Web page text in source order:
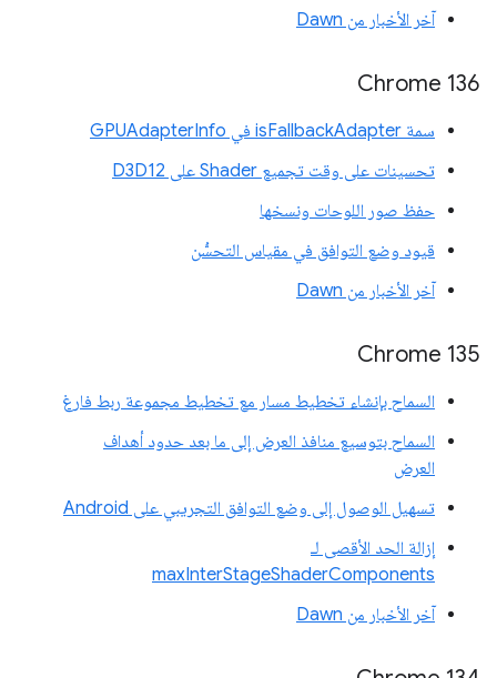
آخر الأخبار من Dawn
Chrome 136
سمة isFallbackAdapter في GPUAdapterInfo
تحسينات على وقت تجميع Shader على D3D12
حفظ صور اللوحات ونسخها
قيود وضع التوافق في مقياس التحسُّن
آخر الأخبار من Dawn
Chrome 135
السماح بإنشاء تخطيط مسار مع تخطيط مجموعة ربط فارغ
السماح بتوسيع منافذ العرض إلى ما بعد حدود أهداف
العرض
تسهيل الوصول إلى وضع التوافق التجريبي على Android
إزالة الحد الأقصى لـ
maxInterStageShaderComponents
آخر الأخبار من Dawn